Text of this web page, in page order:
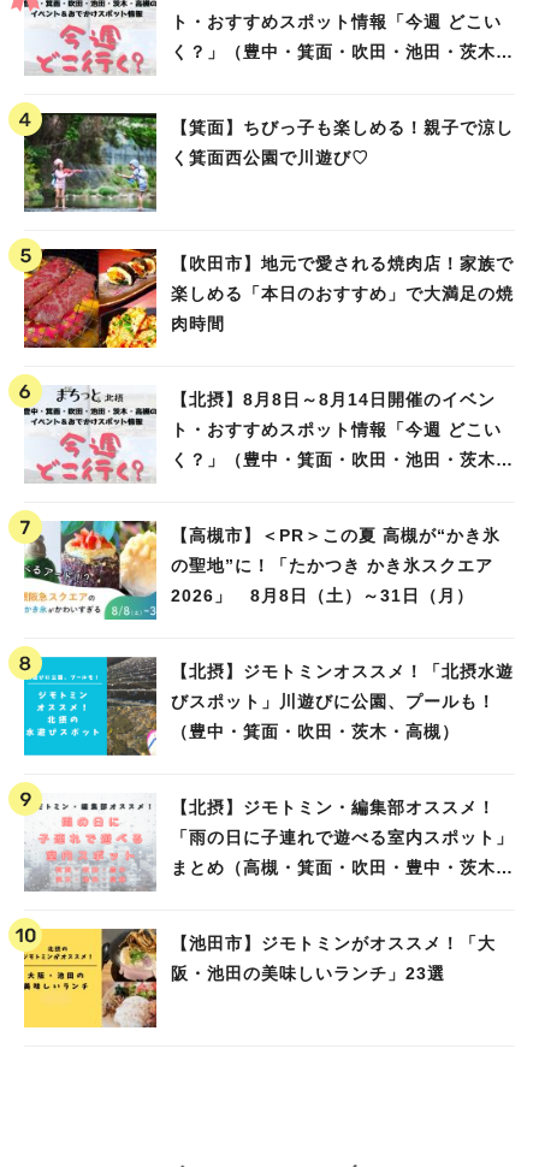
ト・おすすめスポット情報「今週 どこい
く？」（豊中・箕面・吹田・池田・茨木・
【箕面】ちびっ子も楽しめる！親子で涼し
く箕面西公園で川遊び♡
【吹田市】地元で愛される焼肉店！家族で
楽しめる「本日のおすすめ」で大満足の焼
肉時間
【北摂】8月8日～8月14日開催のイベン
ト・おすすめスポット情報「今週 どこい
く？」（豊中・箕面・吹田・池田・茨木・
【高槻市】＜PR＞この夏 高槻が“かき氷
の聖地”に！「たかつき かき氷スクエア
2026」 8月8日（土）～31日（月）
【北摂】ジモトミンオススメ！「北摂水遊
びスポット」川遊びに公園、プールも！
（豊中・箕面・吹田・茨木・高槻）
【北摂】ジモトミン・編集部オススメ！
「雨の日に子連れで遊べる室内スポット」
まとめ（高槻・箕面・吹田・豊中・茨木・
【池田市】ジモトミンがオススメ！「大
阪・池田の美味しいランチ」23選